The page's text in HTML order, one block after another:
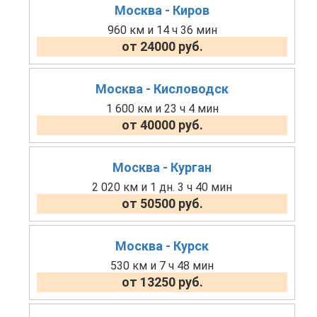
Москва - Киров
960 км и 14 ч 36 мин
от 24000 руб.
Москва - Кисловодск
1 600 км и 23 ч 4 мин
от 40000 руб.
Москва - Курган
2 020 км и 1 дн. 3 ч 40 мин
от 50500 руб.
Москва - Курск
530 км и 7 ч 48 мин
от 13250 руб.